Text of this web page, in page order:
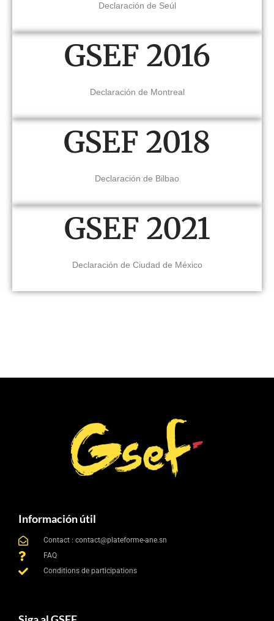
Declaración de Seúl
GSEF 2016
Declaración de Montreal
GSEF 2018
Declaración de Bilbao
GSEF 2021
Declaración de Ciudad de México
Información útil
Contact : contact@plateforme-ane.sn
FAQ
Conditions de participations